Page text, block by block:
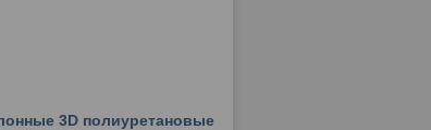
3D полиуретановые